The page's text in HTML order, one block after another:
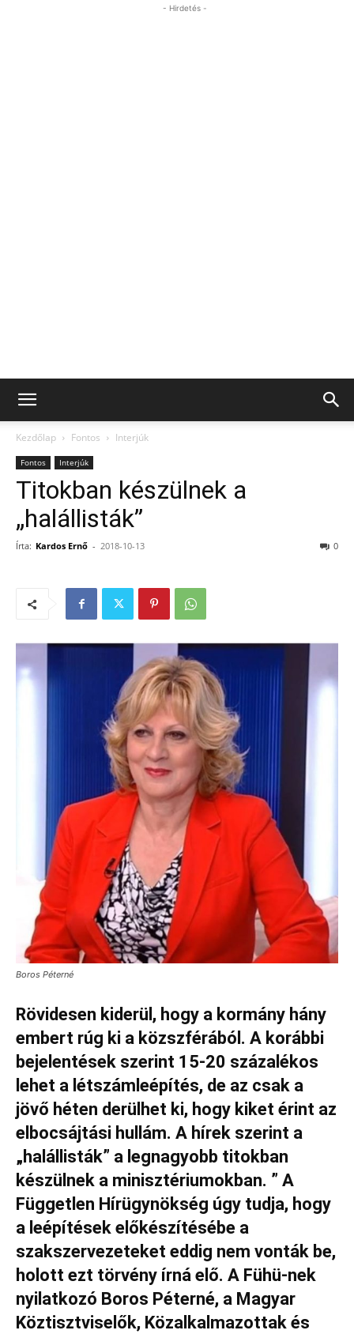
- Hirdetés -
Kezdőlap Fontos Interjúk
Fontos Interjúk
Titokban készülnek a
„halállisták”
Írta: Kardos Ernő - 2018-10-13 0
Boros Péterné
Rövidesen kiderül, hogy a kormány hány
embert rúg ki a közszférából. A korábbi
bejelentések szerint 15-20 százalékos
lehet a létszámleépítés, de az csak a
jövő héten derülhet ki, hogy kiket érint az
elbocsájtási hullám. A hírek szerint a
„halállisták” a legnagyobb titokban
készülnek a minisztériumokban. ” A
Független Hírügynökség úgy tudja, hogy
a leépítések előkészítésébe a
szakszervezeteket eddig nem vonták be,
holott ezt törvény írná elő. A Fühü-nek
nyilatkozó Boros Péterné, a Magyar
Köztisztviselők, Közalkalmazottak és